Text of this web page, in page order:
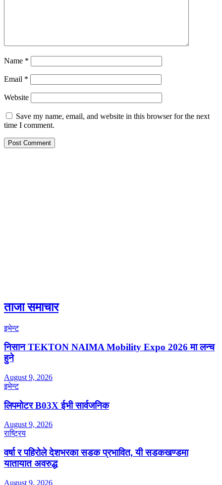
Name *
Email *
Website
Save my name, email, and website in this browser for the next
time I comment.
ताजा समाचार
इभेन्ट
निसान TEKTON NAIMA Mobility Expo 2026 मा लन्च
हुने
August 9, 2026
इभेन्ट
लिपमोटर B03X ईभी सार्वजनिक
August 9, 2026
राष्ट्रिय
वर्षा र पहिरोले देशभरका सडक प्रभावित, यी सडकखण्डमा
यातायात अवरुद्ध
August 9, 2026